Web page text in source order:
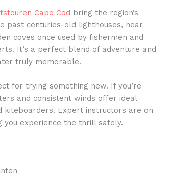
Cape Cod bring the region’s
past centuries-old lighthouses, hear
coves once used by fishermen and
It’s a perfect blend of adventure and
truly memorable.
for trying something new. If you’re
and consistent winds offer ideal
kiteboarders. Expert instructors are on
you experience the thrill safely.